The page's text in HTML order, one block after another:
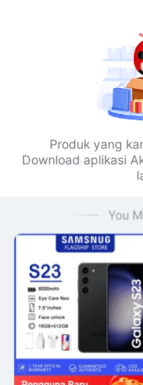
Produk yang
Download aplikasi